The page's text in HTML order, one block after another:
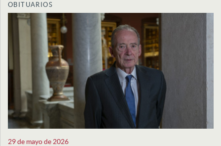
OBITUARIOS
29 de mayo de 2026